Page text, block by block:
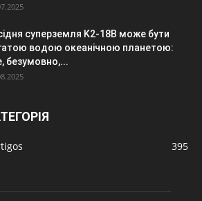
суперземля K2-18B може бути
водою океанічною планетою:
безумовно,...
395